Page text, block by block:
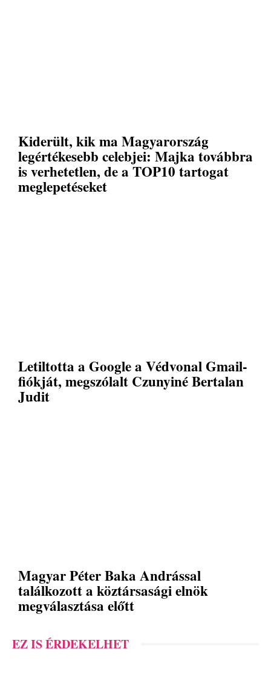
Kiderült, kik ma Magyarország
legértékesebb celebjei: Majka továbbra
is verhetetlen, de a TOP10 tartogat
meglepetéseket
Letiltotta a Google a Védvonal Gmail-
fiókját, megszólalt Czunyiné Bertalan
Judit
Magyar Péter Baka Andrással
találkozott a köztársasági elnök
megválasztása előtt
EZ IS ÉRDEKELHET